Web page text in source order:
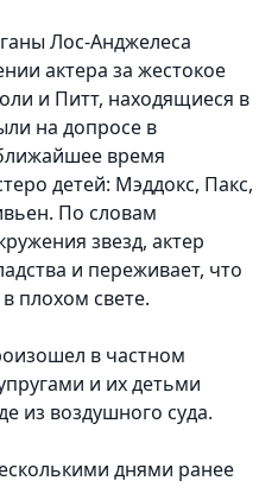
Лос-Анджелеса
актера за жестокое
и Питт, находящиеся в
на допросе в
время
детей: Мэддокс, Пакс,
По словам
звезд, актер
и переживает, что
плохом свете.
в частном
и их детьми
из воздушного суда.
днями ранее